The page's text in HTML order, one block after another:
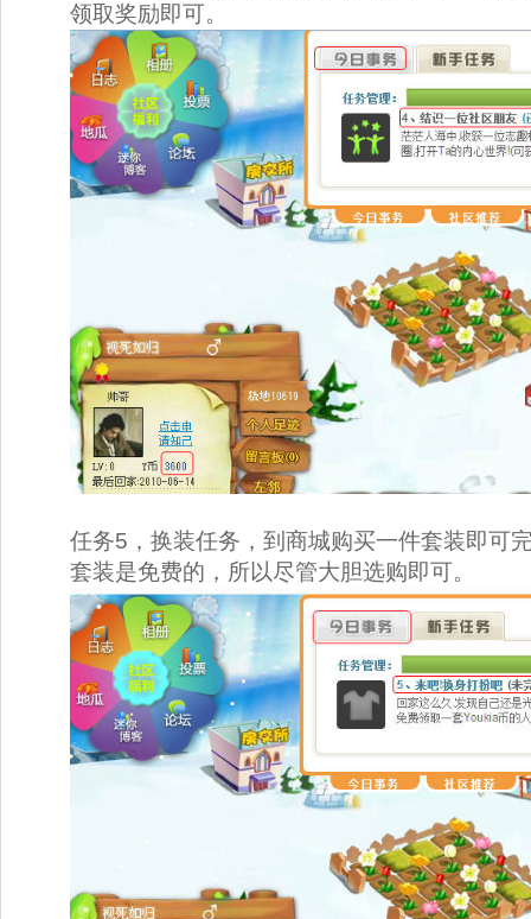
领取奖励即可。
任务5，换装任务，到商城购买一件套装即可
套装是免费的，所以尽管大胆选购即可。